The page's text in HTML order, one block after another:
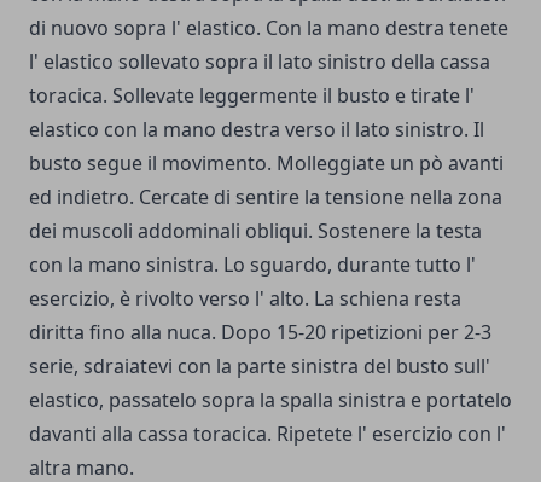
di nuovo sopra l' elastico. Con la mano destra tenete
l' elastico sol­levato sopra il lato sinistro della cassa
toracica. Sollevate leggermente il busto e tirate l'
elastico con la mano destra verso il lato sinistro. Il
busto segue il movimento. Molleg­giate un pò avanti
ed indietro. Cercate di sentire la tensione nella zona
dei musco­li addominali obliqui. Sostenere la testa
con la mano sinistra. Lo sguardo, durante tutto l'
esercizio, è rivolto verso l' alto. La schiena resta
diritta fino alla nuca. Dopo 15-20 ripetizioni per 2-3
serie, sdraiatevi con la parte sinistra del busto sull'
elastico, passatelo sopra la spalla sinistra e porta­telo
davanti alla cassa toracica. Ripetete l' esercizio con l'
altra mano.